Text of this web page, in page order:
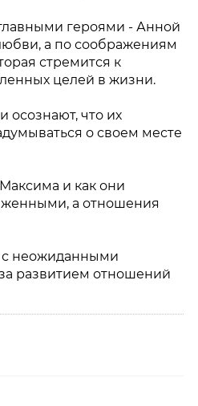
героями - Анной
а по соображениям
стремится к
целей в жизни.
осознают, что их
о своем месте
и как они
а отношения
с неожиданными
развитием отношений